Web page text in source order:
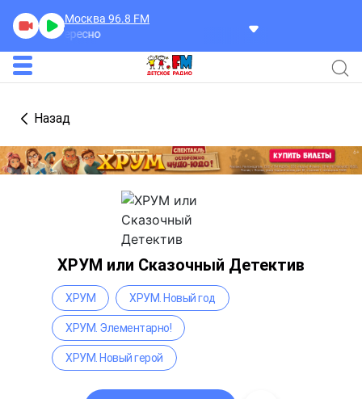
Москва 96.8 FM
интересно
Назад
ХРУМ или Сказочный Детектив
ХРУМ ХРУМ. Новый год
ХРУМ. Элементарно!
ХРУМ. Новый герой